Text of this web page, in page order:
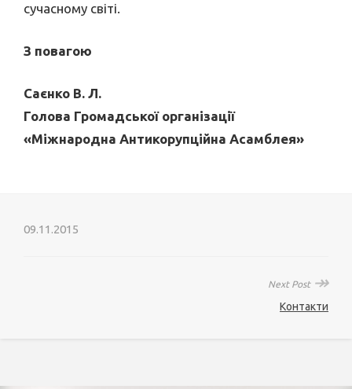
сучасному світі.
З повагою
Саєнко В. Л.
Голова Громадської організації
«Міжнародна Антикорупційна Асамблея»
09.11.2015
Next Post ↠
Контакти